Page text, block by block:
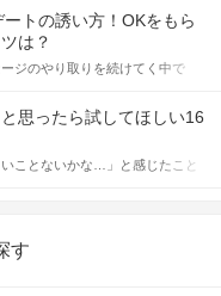
れます。 これから恋人作りを本
女性が異性を求めて出すサイン
に移せるかどうかが重要。 この
い時に出すサインとその心理を
かをご紹介していきます。
トの誘い方！OKをもら
は？
ジのやり取りを続けてく中で
いの？」とお困りの男性もいら
そこで今回は、男性から女性へ
ツをご紹介します。例文も混じ
にしてください。
思ったら試してほしい16
ことないかな…」と感じたこと
た♪ いままさに楽しいことを探し
す